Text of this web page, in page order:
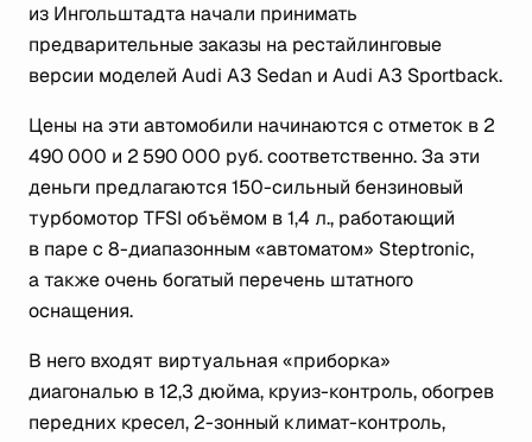
из Ингольштадта начали принимать
предварительные заказы на рестайлинговые
версии моделей Audi A3 Sedan и Audi A3 Sportback.
Цены на эти автомобили начинаются с отметок в 2
490 000 и 2 590 000 руб. соответственно. За эти
деньги предлагаются 150-сильный бензиновый
турбомотор TFSI объёмом в 1,4 л., работающий
в паре с 8-диапазонным «автоматом» Steptronic,
а также очень богатый перечень штатного
оснащения.
В него входят виртуальная «приборка»
диагональю в 12,3 дюйма, круиз-контроль, обогрев
передних кресел, 2-зонный климат-контроль,